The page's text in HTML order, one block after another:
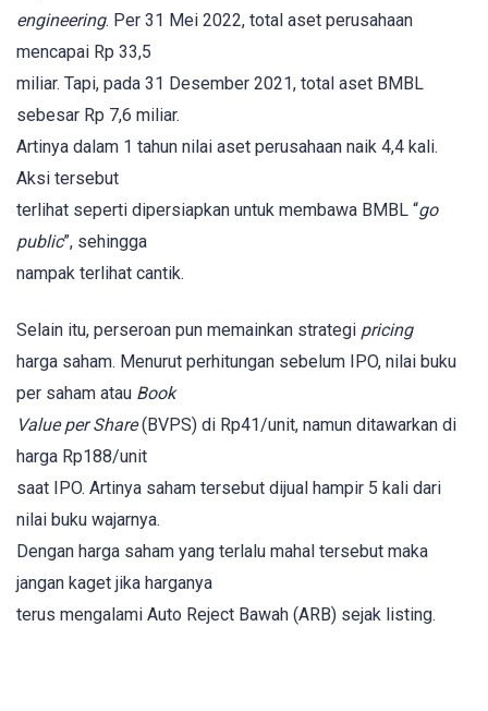
engineering. Per 31 Mei 2022, total aset perusahaan
mencapai Rp 33,5
miliar. Tapi, pada 31 Desember 2021, total aset BMBL
sebesar Rp 7,6 miliar.
Artinya dalam 1 tahun nilai aset perusahaan naik 4,4 kali.
Aksi tersebut
terlihat seperti dipersiapkan untuk membawa BMBL “go
public”, sehingga
nampak terlihat cantik.
Selain itu, perseroan pun memainkan strategi pricing
harga saham. Menurut perhitungan sebelum IPO, nilai buku
per saham atau Book
Value per Share(BVPS) di Rp41/unit, namun ditawarkan di
harga Rp188/unit
saat IPO. Artinya saham tersebut dijual hampir 5 kali dari
nilai buku wajarnya.
Dengan harga saham yang terlalu mahal tersebut maka
jangan kaget jika harganya
terus mengalami Auto Reject Bawah (ARB) sejak listing.